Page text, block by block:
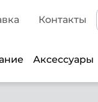
Контакты
Аксессуары